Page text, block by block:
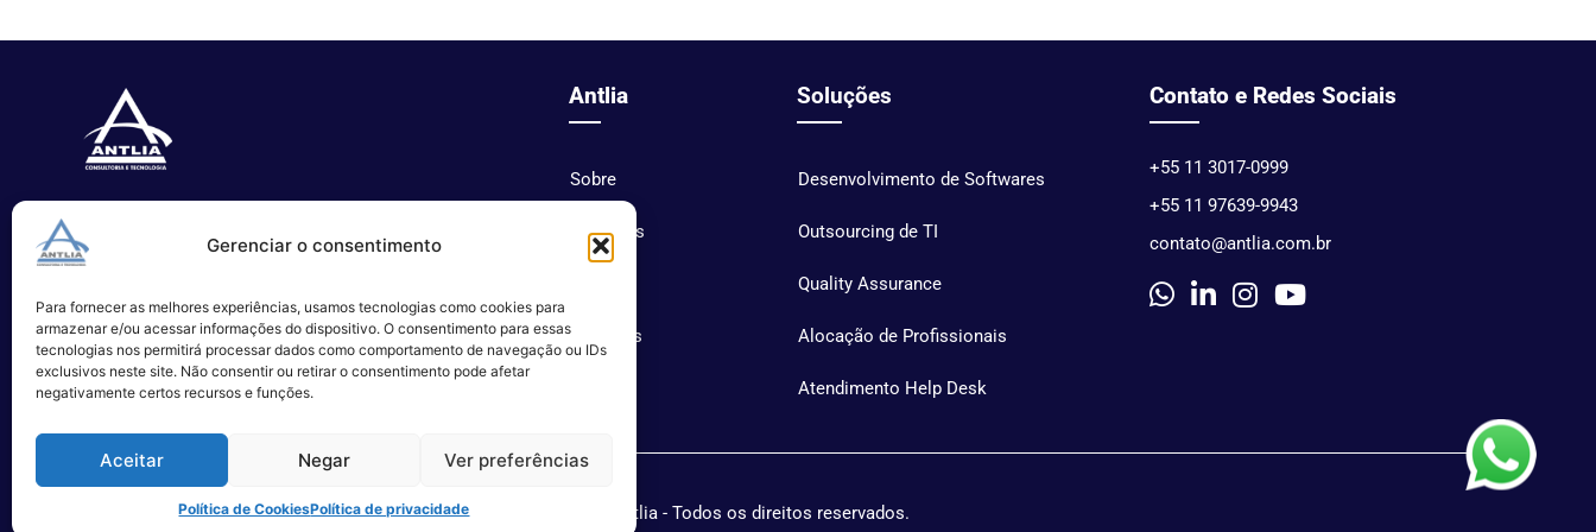
Gerenciar o consentimento
Para fornecer as melhores experiências, usamos tecnologias como cookies para
armazenar e/ou acessar informações do dispositivo. O consentimento para essas
tecnologias nos permitirá processar dados como comportamento de navegação ou IDs
exclusivos neste site. Não consentir ou retirar o consentimento pode afetar
negativamente certos recursos e funções.
Aceitar Negar Ver preferências
Política de CookiesPolítica de privacidade
de softwares e serviços de TI.
Alameda Campinas, 1100 – 3°Andar,
São Paulo
Antlia
Sobre
Soluções
Carreiras
Soluções
Desenvolvimento de Softwares
Outsourcing de TI
Quality Assurance
Alocação de Profissionais
Atendimento Help Desk
Contato e Redes Sociais
+55 11 3017-0999
+55 11 97639-9943
contato@antlia.com.br
Antlia - Todos os direitos reservados.